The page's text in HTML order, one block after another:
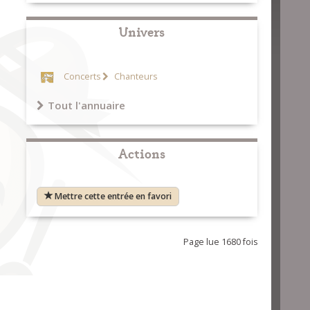
Univers
Concerts Chanteurs
Tout l'annuaire
Actions
Mettre cette entrée en favori
Page lue 1680 fois